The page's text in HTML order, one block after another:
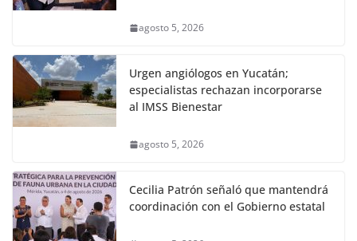
agosto 5, 2026
Urgen angiólogos en Yucatán;
especialistas rechazan incorporarse
al IMSS Bienestar
agosto 5, 2026
Cecilia Patrón señaló que mantendrá
coordinación con el Gobierno estatal